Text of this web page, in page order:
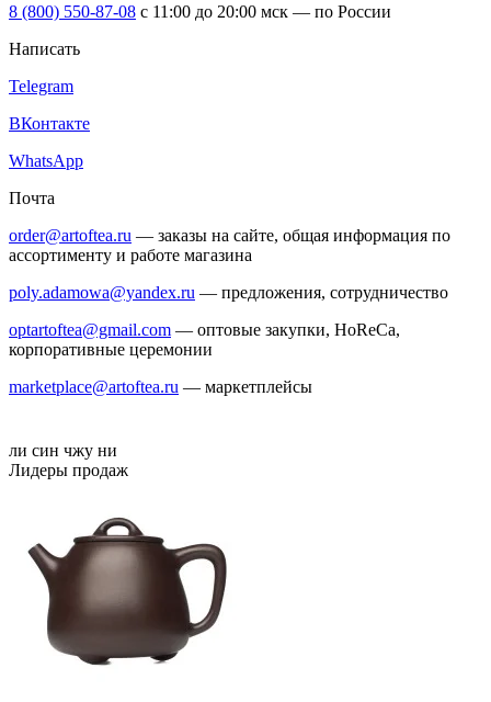
8 (800) 550-87-08 c 11:00 до 20:00 мск — по России
Написать
Telegram
ВКонтакте
WhatsApp
Почта
order@artoftea.ru — заказы на сайте, общая информация по
ассортименту и работе магазина
poly.adamowa@yandex.ru — предложения, сотрудничество
optartoftea@gmail.com — оптовые закупки, HoReCa,
корпоративные церемонии
marketplace@artoftea.ru — маркетплейсы
ли син чжу ни
Лидеры продаж